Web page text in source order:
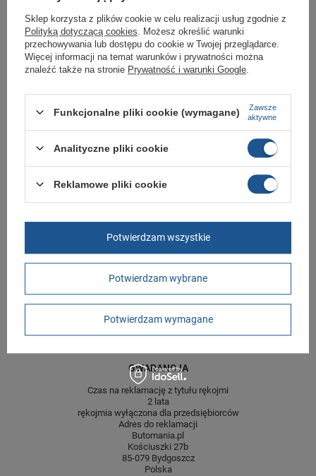
Twojej rodziny.
Kupując w naszym sklepie internetowym masz gwarancję, że towar jest
oryginalny i pochodzi z oficjalnej sieci dystrybucyjnej.
W ciągu 30 dni możesz dokonać zwrotu bądź wymiany towaru bez
podania przyczyny.
Marka Ipanema
Materiał zewnętrzny
Zapięcie wsuwane
centymetrach
Więcej
Szerokość towaru w
centymetrach
Więcej
20
Wysokość towaru w
12
GWARANCJA
Czas na reklamację z tytułu rękojmi
2 lata
rękojmia wyłączona dla przedsiębiorców
Adres do reklamacji
Butomania.pl
Kościuszki 27b
85-079 Bydgoszcz
Polska
Sklep korzysta z plików cookie w celu realizacji usług zgodnie z
Polityką dotyczącą cookies . Możesz określić warunki
przechowywania lub dostępu do cookie w Twojej przeglądarce.
Więcej informacji na temat warunków i prywatności można
znaleźć także na stronie Prywatność i warunki Google
Funkcjonalne pliki cookie (wymagane)
Zawsze
aktywne
Analityczne pliki cookie
Reklamowe pliki cookie
Potwierdzam wybrane
Potwierdzam wymagane
Potwierdzam wszystkie